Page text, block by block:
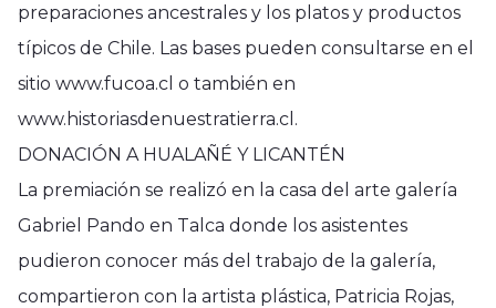
preparaciones ancestrales y los platos y productos
típicos de Chile. Las bases pueden consultarse en el
sitio www.fucoa.cl o también en
www.historiasdenuestratierra.cl.
DONACIÓN A HUALAÑÉ Y LICANTÉN
La premiación se realizó en la casa del arte galería
Gabriel Pando en Talca donde los asistentes
pudieron conocer más del trabajo de la galería,
compartieron con la artista plástica, Patricia Rojas,